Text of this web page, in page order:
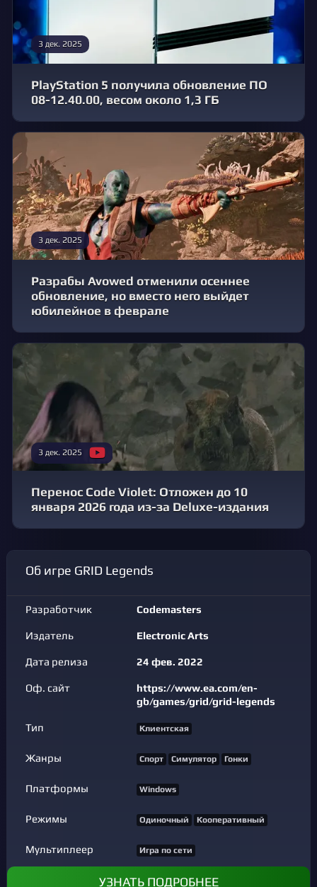
3 дек. 2025
PlayStation 5 получила обновление ПО
08-12.40.00, весом около 1,3 ГБ
3 дек. 2025
Разрабы Avowed отменили осеннее
обновление, но вместо него выйдет
юбилейное в феврале
3 дек. 2025
Перенос Code Violet: Отложен до 10
января 2026 года из-за Deluxe-издания
Об игре GRID Legends
Разработчик Codemasters
Издатель Electronic Arts
Дата релиза 24 фев. 2022
Оф. сайт
https://www.ea.com/en-
gb/games/grid/grid-legends
Тип Клиентская
Жанры Спорт Симулятор Гонки
Платформы Windows
Режимы Одиночный Кооперативный
Мультиплеер Игра по сети
УЗНАТЬ ПОДРОБНЕЕ